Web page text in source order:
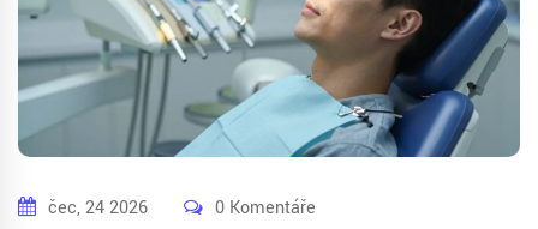
čec, 24 2026 0 Komentáře